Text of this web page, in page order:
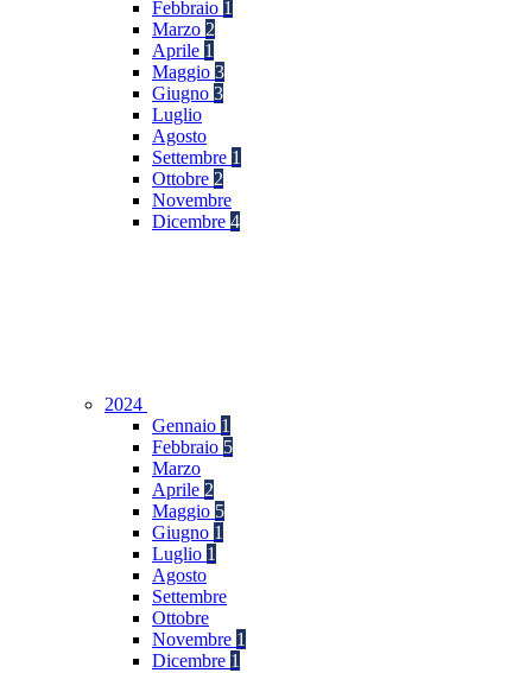
Febbraio 1
Marzo 2
Aprile 1
Maggio 3
Giugno 3
Luglio
Agosto
Settembre 1
Ottobre 2
Novembre
Dicembre 4
2024
Gennaio 1
Febbraio 5
Marzo
Aprile 2
Maggio 5
Giugno 1
Luglio 1
Agosto
Settembre
Ottobre
Novembre 1
Dicembre 1